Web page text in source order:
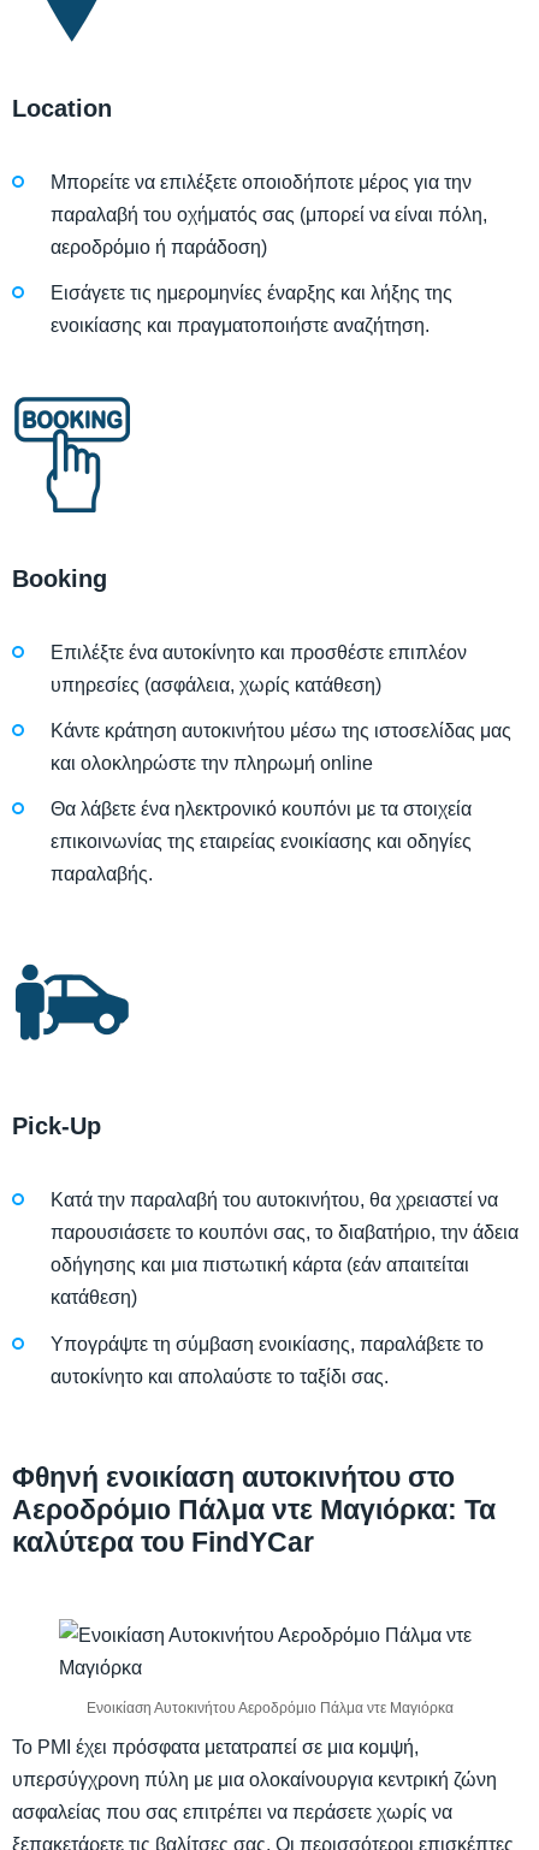
Location
Μπορείτε να επιλέξετε οποιοδήποτε μέρος για την
παραλαβή του οχήματός σας (μπορεί να είναι πόλη,
αεροδρόμιο ή παράδοση)
Εισάγετε τις ημερομηνίες έναρξης και λήξης της
ενοικίασης και πραγματοποιήστε αναζήτηση.
Booking
Επιλέξτε ένα αυτοκίνητο και προσθέστε επιπλέον
υπηρεσίες (ασφάλεια, χωρίς κατάθεση)
Κάντε κράτηση αυτοκινήτου μέσω της ιστοσελίδας μας
και ολοκληρώστε την πληρωμή online
Θα λάβετε ένα ηλεκτρονικό κουπόνι με τα στοιχεία
επικοινωνίας της εταιρείας ενοικίασης και οδηγίες
παραλαβής.
Pick-Up
Κατά την παραλαβή του αυτοκινήτου, θα χρειαστεί να
παρουσιάσετε το κουπόνι σας, το διαβατήριο, την άδεια
οδήγησης και μια πιστωτική κάρτα (εάν απαιτείται
κατάθεση)
Υπογράψτε τη σύμβαση ενοικίασης, παραλάβετε το
αυτοκίνητο και απολαύστε το ταξίδι σας.
Φθηνή ενοικίαση αυτοκινήτου στο
Αεροδρόμιο Πάλμα ντε Μαγιόρκα: Τα
καλύτερα του FindYCar
Ενοικίαση Αυτοκινήτου Αεροδρόμιο Πάλμα ντε Μαγιόρκα
Το PMI έχει πρόσφατα μετατραπεί σε μια κομψή,
υπερσύγχρονη πύλη με μια ολοκαίνουργια κεντρική ζώνη
ασφαλείας που σας επιτρέπει να περάσετε χωρίς να
ξεπακετάρετε τις βαλίτσες σας. Οι περισσότεροι επισκέπτες